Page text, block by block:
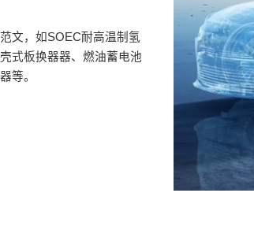
文，如SOEC耐高温制氢
式板换器器、燃油蓄电池
等。